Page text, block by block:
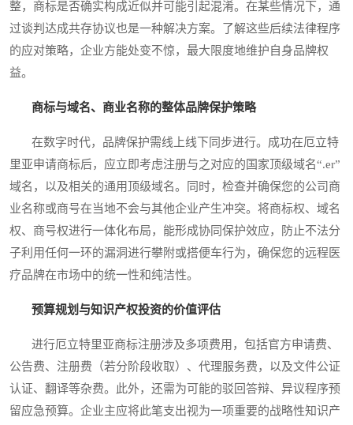
整，商标是否确实构成近似并可能引起混淆。在某些情况下，通
过谈判达成共存协议也是一种解决方案。了解这些后续法律程序
的应对策略，企业方能处变不惊，最大限度地维护自身品牌权
益。
商标与域名、商业名称的整体品牌保护策略
在数字时代，品牌保护需线上线下同步进行。成功在厄立特
里亚申请商标后，应立即考虑注册与之对应的国家顶级域名“.er”
域名，以及相关的通用顶级域名。同时，检查并确保您的公司商
业名称或商号在当地不会与其他企业产生冲突。将商标权、域名
权、商号权进行一体化布局，能形成协同保护效应，防止不法分
子利用任何一环的漏洞进行攀附或搭便车行为，确保您的远程医
疗品牌在市场中的统一性和纯洁性。
预算规划与知识产权投资的价值评估
进行厄立特里亚商标注册涉及多项费用，包括官方申请费、
公告费、注册费（若分阶段收取）、代理服务费，以及文件公证
认证、翻译等杂费。此外，还需为可能的驳回答辩、异议程序预
留应急预算。企业主应将此笔支出视为一项重要的战略性知识产